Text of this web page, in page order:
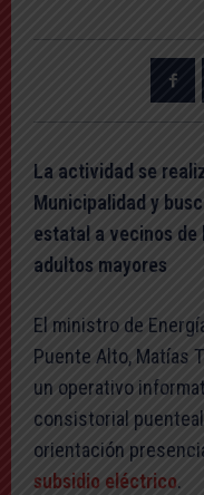
La actividad se
Municipalidad y
estatal a vecinos de
adultos mayores
El ministro de
Puente Alto, Matías
un operativo
consistorial
orientación
subsidio eléctrico.